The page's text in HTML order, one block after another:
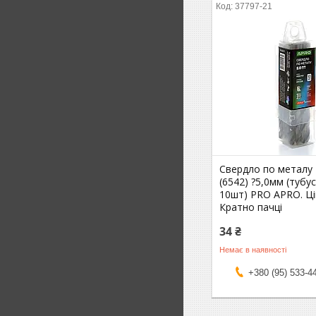
37797-21
Свердло по металу
(6542) ?5,0мм
10шт) PRO APRO.
Кратно пачці
34 ₴
Немає в наявності
+380 (95) 533-